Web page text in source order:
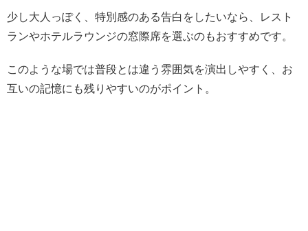
少し大人っぽく、特別感のある告白をしたいなら、レスト
ランやホテルラウンジの窓際席を選ぶのもおすすめです。
このような場では普段とは違う雰囲気を演出しやすく、お
互いの記憶にも残りやすいのがポイント。